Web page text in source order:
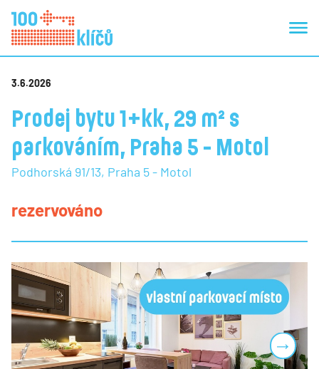
3.6.2026
Prodej bytu 1+kk, 29 m² s
parkováním, Praha 5 - Motol
Podhorská 91/13, Praha 5 - Motol
rezervováno
Next